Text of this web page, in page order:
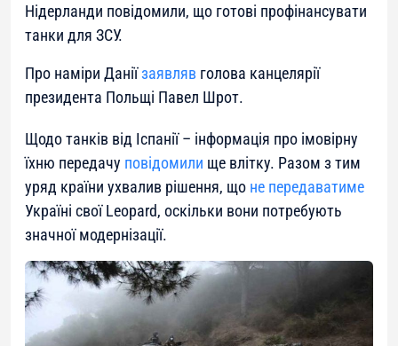
Нідерланди повідомили, що готові профінансувати
танки для ЗСУ.
Про наміри Даніїзаявляв голова канцелярії
президента Польщі Павел Шрот.
Щодо танків від Іспанії – інформація про імовірну
їхню передачу повідомили ще влітку. Разом з тим
уряд країни ухвалив рішення, що не передаватиме
Україні свої Leopard, оскільки вони потребують
значної модернізації.